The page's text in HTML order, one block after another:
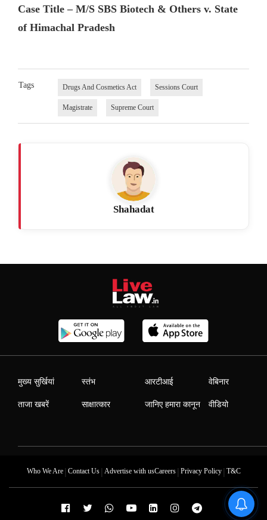
Case Title – M/S SBS Biotech & Others v. State
of Himachal Pradesh
Tags Drugs And Cosmetics Act Sessions Court
Magistrate Supreme Court
Shahadat
मुख्य सुर्खियां
ताजा खबरें
स्तंभ
साक्षात्कार
आरटीआई
जानिए हमारा कानून
वेबिनार
वीडियो
Who We Are| Contact Us| Advertise with usCareers| Privacy Policy| T&C